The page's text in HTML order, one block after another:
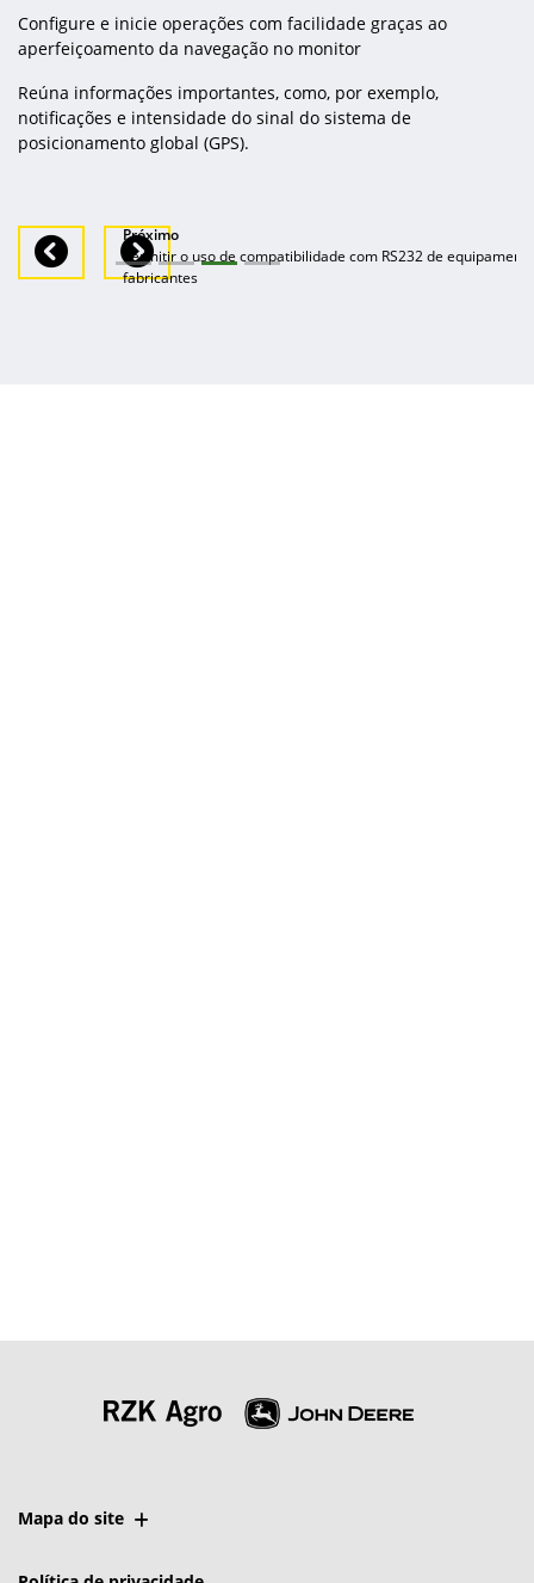
Configure e inicie operações com facilidade graças ao
aperfeiçoamento da navegação no monitor
Reúna informações importantes, como, por exemplo,
notificações e intensidade do sinal do sistema de
posicionamento global (GPS).
Previous Next
Próximo
Permitir o uso de compatibilidade com RS232 de
fabricantes
Mapa do site